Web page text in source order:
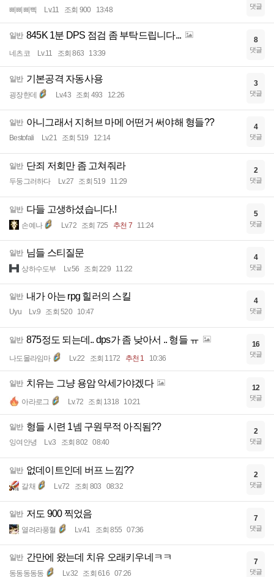
삐삐삐삑 Lv.11 조회 900 13:48 댓글
일반 845K 1분 DPS 점검 좀 부탁드립니다...
네츠코 Lv.11 조회 863 13:39
8
댓글
일반 기본공격 자동사용
굉장한데 Lv.43 조회 493 12:26
3
댓글
일반 아니그래서 지허브 마메 어떤거 써야해 형들??
Bestofali Lv.21 조회 519 12:14
4
댓글
일반 단죄 저회만 좀 고쳐줘라
두둥그러하다 Lv.27 조회 519 11:29
2
댓글
일반 다들 고생하셨습니다.!
손예나 Lv.72 조회 725 추천 7 11:24
5
댓글
일반 님들 스티질문
상하수도부 Lv.56 조회 229 11:22
4
댓글
일반 내가 아는 rpg 힐러의 스킬
Uyu Lv.9 조회 520 10:47
4
댓글
일반 875정도 되는데.. dps가 좀 낮아서 .. 형들 ㅠ
나도몰라임마 Lv.22 조회 1172 추천 1 10:36
16
댓글
일반 치유는 그냥 용암 악세가야겠다
아라로그 Lv.72 조회 1318 10:21
12
댓글
일반 형들 시련 1넴 구원무적 아직됨??
잉여안녕 Lv.3 조회 802 08:40
2
댓글
일반 없데이트인데 버프 느낌??
갈채 Lv.72 조회 803 08:32
2
댓글
일반 저도 900 찍었음
열려라풍혈 Lv.41 조회 855 07:36
7
댓글
일반 간만에 왔는데 치유 오래키우네ㅋㅋ
동동동동동 Lv.32 조회 616 07:26
7
댓글